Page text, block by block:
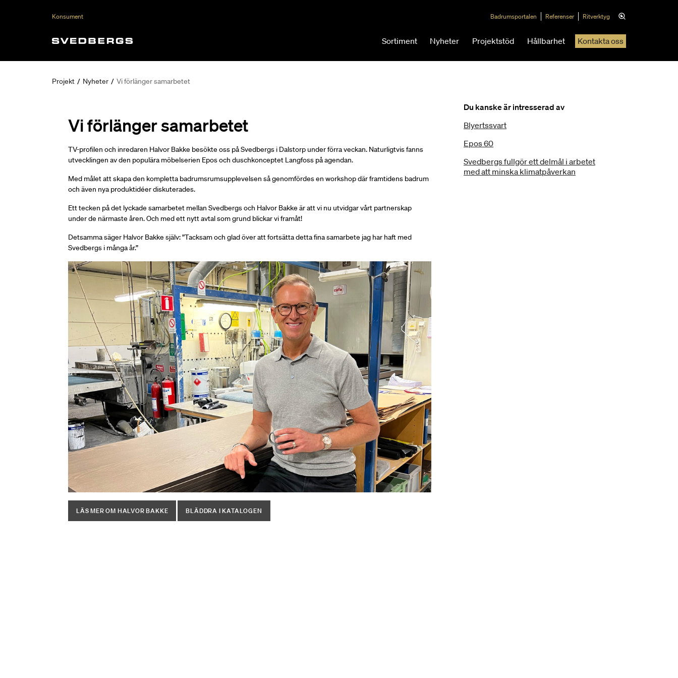
Konsument Badrumsportalen Referenser Ritverktyg
Sortiment Nyheter Projektstöd Hållbarhet Kontakta oss
Projekt / Nyheter / Vi förlänger samarbetet
Vi förlänger samarbetet
TV-profilen och inredaren Halvor Bakke besökte oss på Svedbergs i Dalstorp under förra veckan. Naturligtvis fanns
utvecklingen av den populära möbelserien Epos och duschkonceptet Langfoss på agendan.
Med målet att skapa den kompletta badrumsrumsupplevelsen så genomfördes en workshop där framtidens badrum
och även nya produktidéer diskuterades.
Ett tecken på det lyckade samarbetet mellan Svedbergs och Halvor Bakke är att vi nu utvidgar vårt partnerskap
under de närmaste åren. Och med ett nytt avtal som grund blickar vi framåt!
Detsamma säger Halvor Bakke själv: ”Tacksam och glad över att fortsätta detta fina samarbete jag har haft med
Svedbergs i många år.”
LÄS MER OM HALVOR BAKKE BLÄDDRA I KATALOGEN
Du kanske är intresserad av
Blyertssvart
Epos 60
Svedbergs fullgör ett delmål i arbetet
med att minska klimatpåverkan